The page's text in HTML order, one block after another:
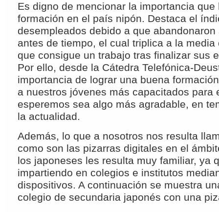
Es digno de mencionar la importancia que
formación en el país nipón. Destaca el
desempleados debido a que
antes de tiempo, el cual triplica a la media
que consigue un trabajo tras finalizar sus
Por ello, desde la Cátedra Telefónica-
importancia de lograr una buena
a nuestros jóvenes más capacitados para
esperemos sea algo más agradable, en
la actualidad.
Además, lo que a nosotros nos resulta
como son las pizarras digitales en el
los japoneses les resulta muy familiar, ya
impartiendo en colegios e institutos
dispositivos. A continuación se muestra
colegio de secundaria japonés con una